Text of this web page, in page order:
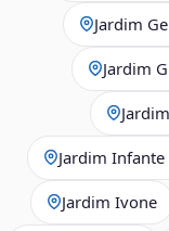
Jardim
Jardim
Jardim
Jardim Ivone